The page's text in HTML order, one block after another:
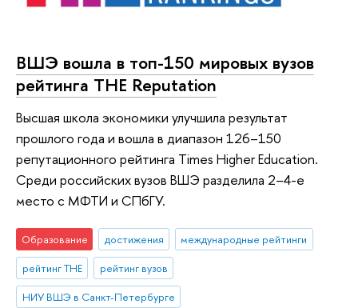
ВШЭ вошла в топ-150 мировых вузов
рейтинга THE Reputation
Высшая школа экономики улучшила результат
прошлого года и вошла в диапазон 126–150
репутационного рейтинга Times Higher Education.
Среди российских вузов ВШЭ разделила 2–4-е
место с МФТИ и СПбГУ.
Образование достижения
международные рейтинги
рейтинг THE
рейтинг вузов
НИУ ВШЭ в Санкт-Петербурге